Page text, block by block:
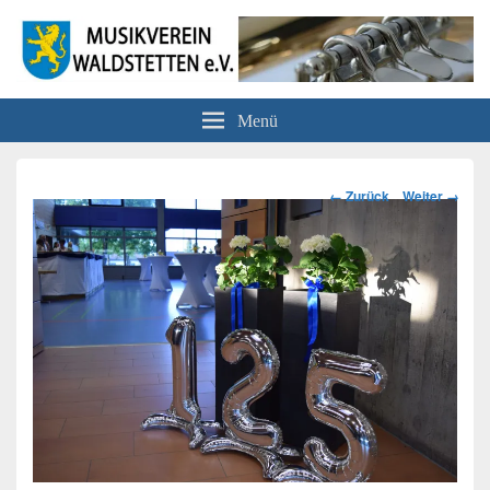
Musikverein Waldstetten e.V.
Menü
Bilder-
← Zurück Weiter →